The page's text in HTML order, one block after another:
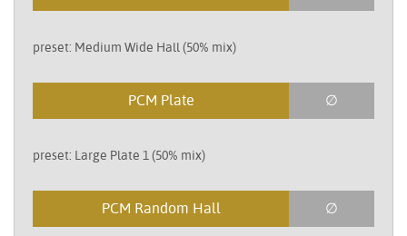
preset: Medium Wide Hall (50% mix)
PCM Plate ∅
preset: Large Plate 1 (50% mix)
PCM Random Hall ∅